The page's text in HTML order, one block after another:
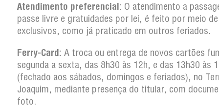
Atendimento preferencial: O atendimento a
passe livre e gratuidades por lei, é feito por meio
exclusivos, como já praticado em outros
Ferry-Card: A troca ou entrega de novos cartões
segunda a sexta, das 8h30 às 12h, e das 13h30 às
(fechado aos sábados, domingos e feriados), no
Joaquim, mediante presença do titular, com
foto.